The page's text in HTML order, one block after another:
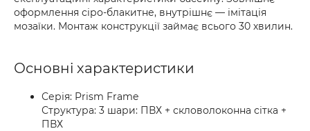
оформлення сіро-блакитне, внутрішнє — імітація
мозаїки. Монтаж конструкції займає всього 30 хвилин.
Основні характеристики
Серія: Prism Frame
Структура: 3 шари: ПВХ + скловолоконна сітка +
ПВХ